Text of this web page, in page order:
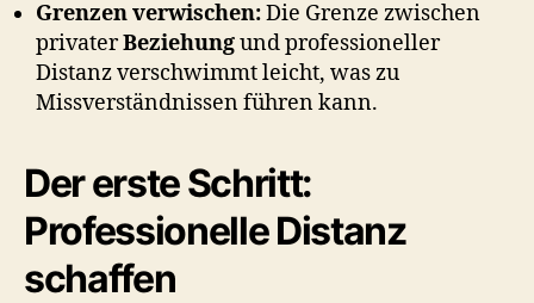
Grenzen verwischen:Die Grenze zwischen
privaterBeziehungund professioneller
Distanz verschwimmt leicht, was zu
Missverständnissen führen kann.
Der erste Schritt:
Professionelle Distanz
schaffen